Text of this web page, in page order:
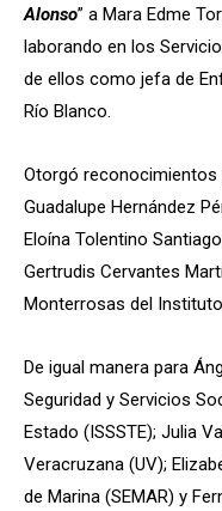
Alonso” a Mara Edme
laborando en los
de ellos como jefa de
Río Blanco.
Otorgó
Guadalupe Hernández
Eloína Tolentino
Gertrudis Cervantes
Monterrosas del
De igual manera para
Seguridad y Servicios
Estado (ISSSTE); Julia
Veracruzana (UV);
de Marina (SEMAR) y